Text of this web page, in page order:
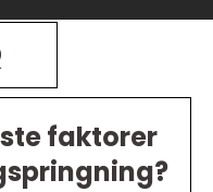
faktorer